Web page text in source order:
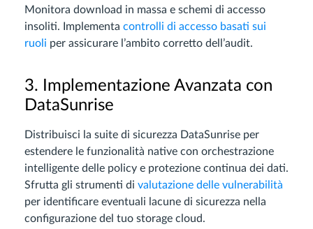
Monitora download in massa e schemi di accesso
insoliti. Implementa controlli di accesso basati sui
ruoli per assicurare l’ambito corretto dell’audit.
3. Implementazione Avanzata con
DataSunrise
Distribuisci la suite di sicurezza DataSunrise per
estendere le funzionalità native con orchestrazione
intelligente delle policy e protezione continua dei dati.
Sfrutta gli strumenti di valutazione delle vulnerabilità
per identificare eventuali lacune di sicurezza nella
configurazione del tuo storage cloud.